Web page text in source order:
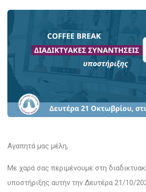
Αγαπητά μας μέλη,
Με χαρά σας περιμένουμε στη
υποστήριξης αυτήν την Δευτέρα 21/10/